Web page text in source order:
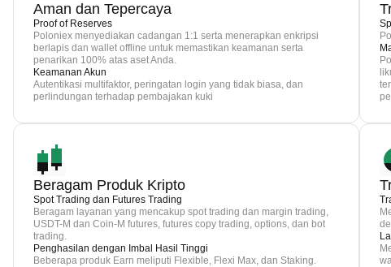
Aman dan Tepercaya
Proof of Reserves
Poloniex menyediakan cadangan 1:1 serta menerapkan enkripsi
berlapis dan wallet offline untuk memastikan keamanan serta
penarikan 100% atas aset Anda.
Keamanan Akun
Autentikasi multifaktor, peringatan login yang tidak biasa, dan
perlindungan terhadap pembajakan kuki
Beragam Produk Kripto
Spot Trading dan Futures Trading
Beragam layanan yang mencakup spot trading dan margin trading,
USDT-M dan Coin-M futures, futures copy trading, options, dan bot
trading.
Penghasilan dengan Imbal Hasil Tinggi
Beberapa produk Earn meliputi Flexible, Flexi Max, dan Staking.